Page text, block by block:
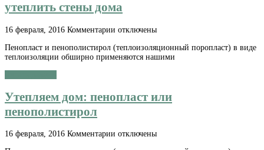
применить?
утеплить стены дома
16 февраля, 2016 Комментарии к
Пенопласт
или
стены
дома
отключены
Пенопласт и пенополистирол (теплоизоляционный поропласт) в виде
теплоизоляции обширно применяются нашими
Утепляем дом: пенопласт или
пенополистирол
16 февраля, 2016 Комментарии котключены